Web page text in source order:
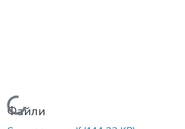
Вантажиться...
Файли